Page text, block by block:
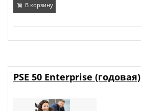
В корзину
PSE 50 Enterprise (годовая)